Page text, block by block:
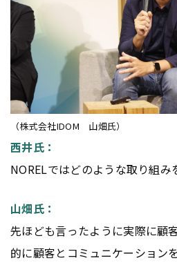
（株式会社IDOM 山畑氏）
西井氏：
NORELではどのような取り組み
山畑氏：
先ほども言ったように実際に顧
的に顧客とコミュニケーション